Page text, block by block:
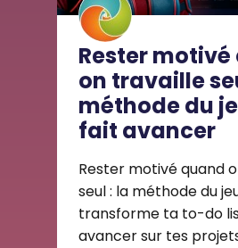
Rester
on travaille
méthode du
fait avancer
Rester motivé quand
seul : la méthode du
transforme ta to-do
avancer sur tes